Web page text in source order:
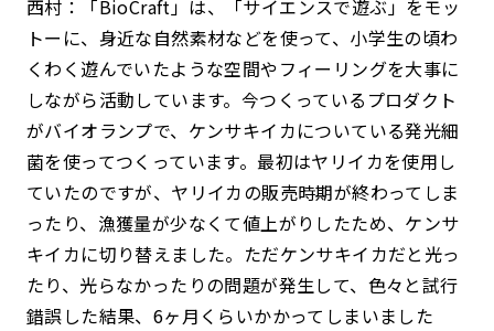
西村：「BioCraft」は、「サイエンスで遊ぶ」をモッ
トーに、身近な自然素材などを使って、小学生の頃わ
くわく遊んでいたような空間やフィーリングを大事に
しながら活動しています。今つくっているプロダクト
がバイオランプで、ケンサキイカについている発光細
菌を使ってつくっています。最初はヤリイカを使用し
ていたのですが、ヤリイカの販売時期が終わってしま
ったり、漁獲量が少なくて値上がりしたため、ケンサ
キイカに切り替えました。ただケンサキイカだと光っ
たり、光らなかったりの問題が発生して、色々と試行
錯誤した結果、6ヶ月くらいかかってしまいました